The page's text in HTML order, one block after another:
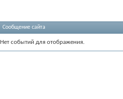
Сообщение сайта
Нет событий для отображения.